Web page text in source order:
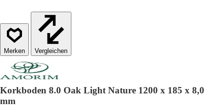
Vergleichen
Korkboden 8.0 Oak Light Nature 1200 x 185 x 8,0
mm